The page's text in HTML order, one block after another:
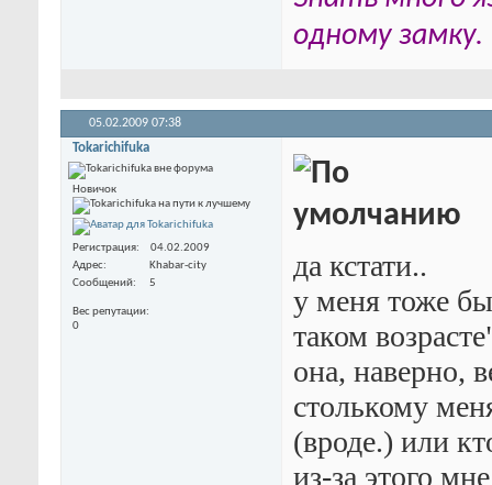
одному
05.02.2009 07:38
Tokarichifuka
Новичок
Регистрация
04.02.2009
Адрес
Khabar-city
Сообщений
5
Вес репутации
0
да кстати..
у меня тоже
таком
она, наверно,
столькому
(вроде.) или
из-за этого